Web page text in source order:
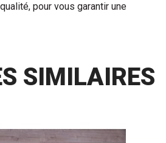
pour vous garantir une
SIMILAIRES